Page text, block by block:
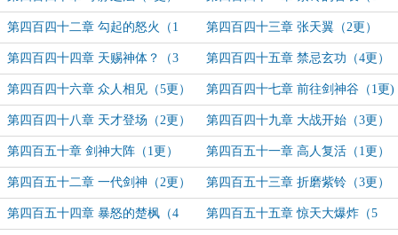
更）
第四百四十二章 勾起的怒火（1
更）
第四百四十三章 张天翼（2更）
第四百四十四章 天赐神体？（3
更）
第四百四十五章 禁忌玄功（4更）
第四百四十六章 众人相见（5更） 第四百四十七章 前往剑神谷（1更)
第四百四十八章 天才登场（2更） 第四百四十九章 大战开始（3更）
第四百五十章 剑神大阵（1更） 第四百五十一章 高人复活（1更）
第四百五十二章 一代剑神（2更） 第四百五十三章 折磨紫铃（3更）
第四百五十四章 暴怒的楚枫（4 第四百五十五章 惊天大爆炸（5